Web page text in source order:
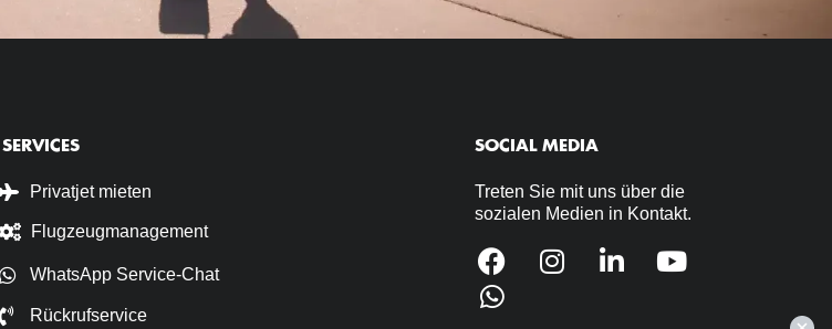
SERVICES
Privatjet mieten
Flugzeugmanagement
WhatsApp Service-Chat
Rückrufservice
SOCIAL MEDIA
Treten Sie mit uns über die
sozialen Medien in Kontakt.